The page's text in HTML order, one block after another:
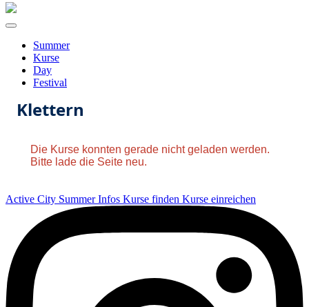
Summer
Kurse
Day
Festival
Klettern
Die Kurse konnten gerade nicht geladen werden.
Bitte lade die Seite neu.
Active City SummerInfos Kurse finden Kurse einreichen